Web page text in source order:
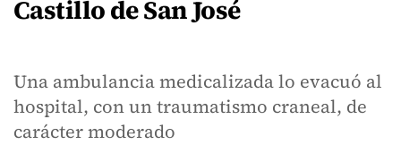
Castillo de San José
Una ambulancia medicalizada lo evacuó al
hospital, con un traumatismo craneal, de
carácter moderado